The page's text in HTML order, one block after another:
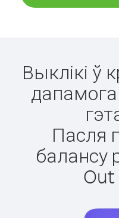
Выклікі ў
Пасля
балансу